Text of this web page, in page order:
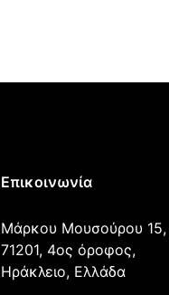
Επικοινωνία
Μάρκου Μουσούρου 15,
71201, 4ος όροφος,
Ηράκλειο, Ελλάδα